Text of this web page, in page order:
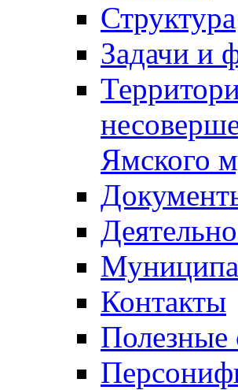
Структура
Задачи и
Ямского
Контакты
Полезные